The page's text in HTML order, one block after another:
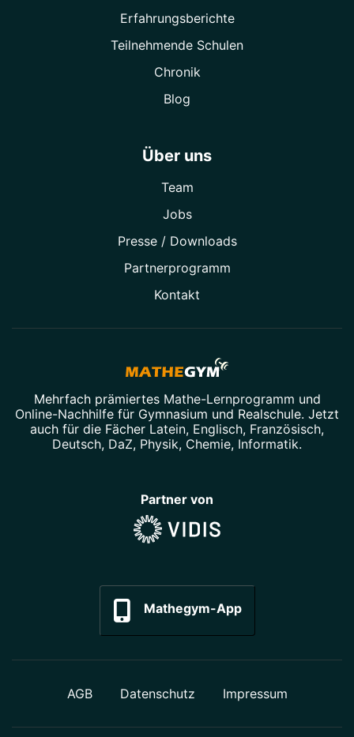
Erfahrungsberichte
Teilnehmende Schulen
Chronik
Blog
Über uns
Team
Jobs
Presse / Downloads
Partner­programm
Kontakt
Mehrfach prämiertes Mathe-Lernprogramm und
Online-Nachhilfe für Gymnasium und Realschule. Jetzt
auch für die Fächer Latein, Englisch, Französisch,
Deutsch, DaZ, Physik, Chemie, Informatik.
Partner von
Mathegym-App
AGB Datenschutz Impressum